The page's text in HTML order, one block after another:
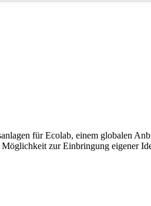
für Ecolab, einem globalen
zur Einbringung eigener